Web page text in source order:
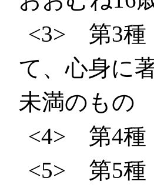
<3> 第3種
て、心身に
未満のもの
<4> 第4種
<5> 第5種